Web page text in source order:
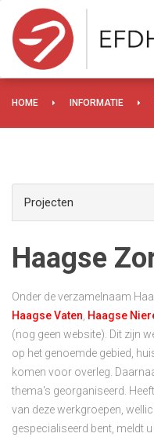
HOME INFORMATIE
Projecten
Haagse
Onder de verzamelnaam
Haagse Vaten Haagse
(nog geen website). Dit zijn
op het genoemde gebied,
komen voor overleg.
thema's georganiseerd.
van deze werkgroepen,
gespecialiseerd bent, meldt